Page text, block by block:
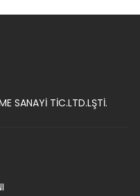
SANAYİ TİC.LTD.LŞTİ.